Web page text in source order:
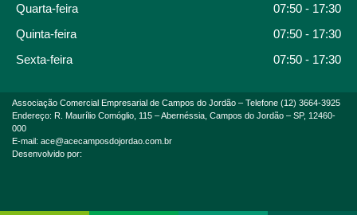
Quarta-feira
07:50 - 17:30
Quinta-feira
07:50 - 17:30
Sexta-feira
07:50 - 17:30
Associação Comercial Empresarial de Campos do Jordão – Telefone (12) 3664-3925
Endereço: R. Maurílio Comóglio, 115 – Abernéssia, Campos do Jordão – SP, 12460-
000
E-mail: ace@acecamposdojordao.com.br
Desenvolvido por: